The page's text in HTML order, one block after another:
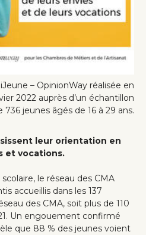
– OpinionWay réalisée en
2022 auprès d’un échantillon
jeunes âgés de 16 à 29 ans.
leur orientation en
et vocations.
le réseau des CMA
accueillis dans les 137
des CMA, soit plus de 110
Un engouement confirmé
que 88 % des jeunes voient